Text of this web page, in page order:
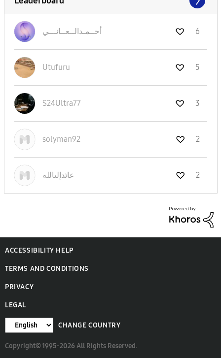
أحــمـدالــعــانـــي 6
Utufuru 5
S24Ultra77 3
solyman92 2
عائدإلىالله 2
ACCESSIBILITY HELP
TERMS AND CONDITIONS
PRIVACY
LEGAL
CHANGE COUNTRY
Copyright© 1995-2026 All Rights Reserved.